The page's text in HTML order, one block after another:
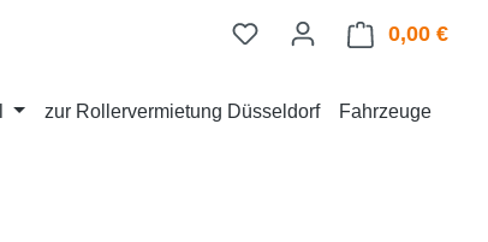
0,00 €
zur Rollervermietung Düsseldorf Fahrzeuge